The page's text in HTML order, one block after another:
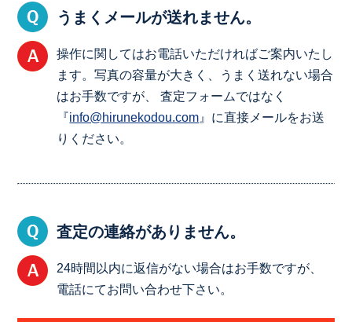
うまくメールが送れません。
操作に関してはお電話いただければご案内いたし
ます。写真の容量が大きく、うまく送れない場合
はお手数ですが、 査定フォームではなく
『 info@hirunekodou.com』に直接メールをお送
りください。
査定の連絡がありません。
24時間以内に返信がない場合はお手数ですが、
電話にてお問い合わせ下さい。